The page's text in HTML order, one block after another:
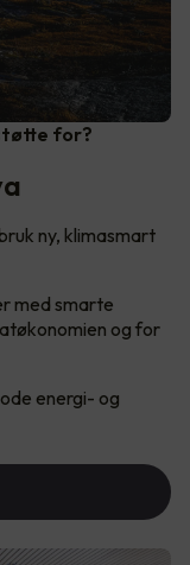
for?
ny, klimasmart
med smarte
og for
energi- og